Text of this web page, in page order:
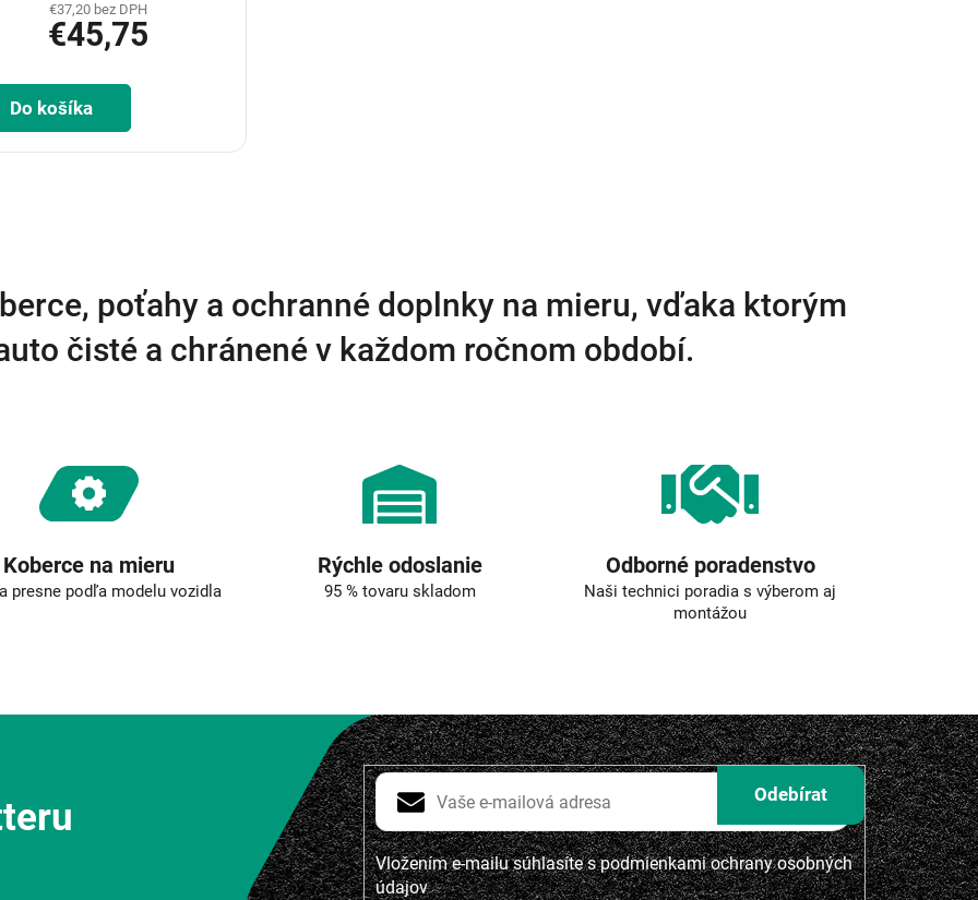
€37,20 bez DPH
€45,75
Do košíka
c
i
e
v
ý
p
s
poťahy a ochranné doplnky na mieru, vďaka ktorým
čisté a chránené v každom ročnom období.
Koberce na mieru
presne podľa modelu vozidla
Rýchle odoslanie
95 % tovaru skladom
Odborné poradenstvo
Naši technici poradia s výberom aj
montážou
Vložením e-mailu súhlasíte spodmienkami ochrany osobných
údajov